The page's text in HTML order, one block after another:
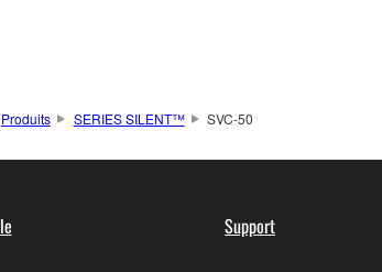
Produits SERIES SILENT™ SVC-50
Support